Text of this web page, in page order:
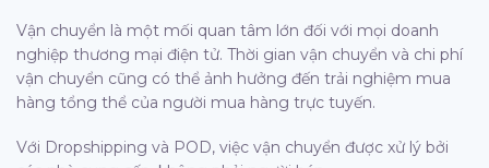
Vận chuyển là một mối quan tâm lớn đối với mọi doanh
nghiệp thương mại điện tử. Thời gian vận chuyển và chi phí
vận chuyển cũng có thể ảnh hưởng đến trải nghiệm mua
hàng tổng thể của người mua hàng trực tuyến.
Với Dropshipping và POD, việc vận chuyển được xử lý bởi